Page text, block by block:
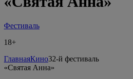
Фестиваль
18+
ГлавнаяКино32-й фестиваль
«Святая Анна»